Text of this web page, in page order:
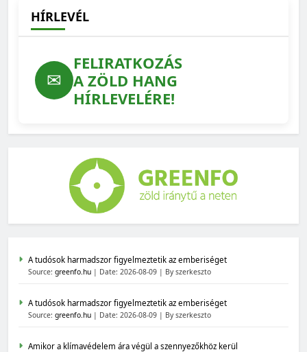
HÍRLEVÉL
✉
FELIRATKOZÁS
A ZÖLD HANG
HÍRLEVELÉRE!
A tudósok harmadszor figyelmeztetik az emberiséget
Source: greenfo.hu Date: 2026-08-09 By szerkeszto
A tudósok harmadszor figyelmeztetik az emberiséget
Source: greenfo.hu Date: 2026-08-09 By szerkeszto
Amikor a klímavédelem ára végül a szennyezőkhöz kerül